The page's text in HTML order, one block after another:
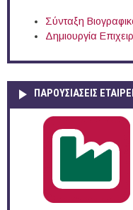
Σύνταξη
Δημιουργία
ΠΑΡΟΥΣΙΆΣΕΙΣ